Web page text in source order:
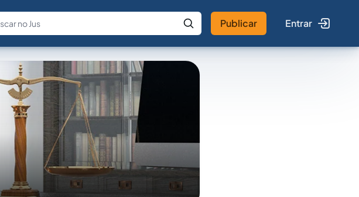
Fale com a IA Buscar no Jus
Publicar Entrar